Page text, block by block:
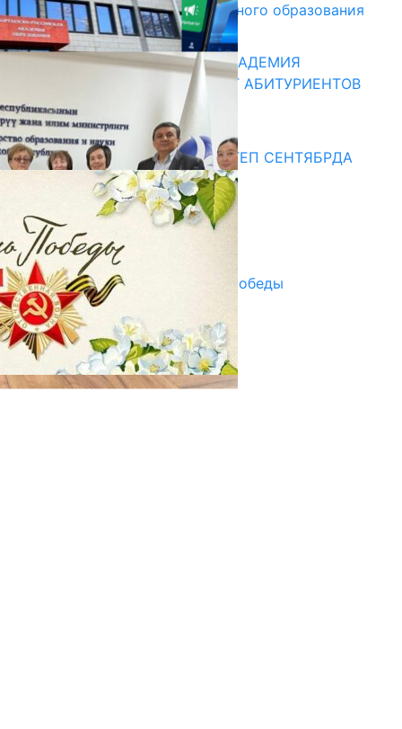
и начального профессионального образования
13.07.2026
КЫРГЫЗКО-РОССИЙСКАЯ АКАДЕМИЯ
ОБРАЗОВАНИЯ ПРИГЛАШАЕТ АБИТУРИЕНТОВ
10.07.2026
Медиа
СУЗАКТА 750 ОРУНДУУ МЕКТЕП СЕНТЯБРДА
ПАЙДАЛАНУУГА БЕРИЛЕТ
07.08.2025
Улуу Жеңиштин жандуу сөзү
29.04.2025
Награды в преддверии Дня Победы
29.04.2025